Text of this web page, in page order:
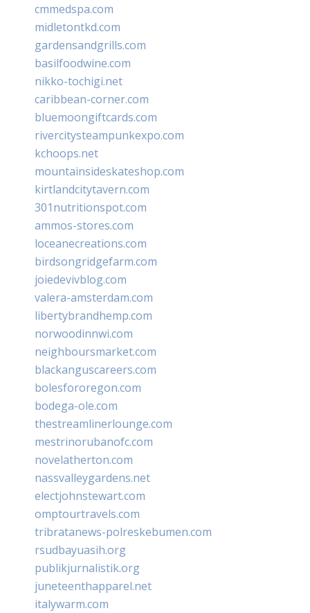
cmmedspa.com
midletontkd.com
gardensandgrills.com
basilfoodwine.com
nikko-tochigi.net
caribbean-corner.com
bluemoongiftcards.com
rivercitysteampunkexpo.com
kchoops.net
mountainsideskateshop.com
kirtlandcitytavern.com
301nutritionspot.com
ammos-stores.com
loceanecreations.com
birdsongridgefarm.com
joiedevivblog.com
valera-amsterdam.com
libertybrandhemp.com
norwoodinnwi.com
neighboursmarket.com
blackanguscareers.com
bolesfororegon.com
bodega-ole.com
thestreamlinerlounge.com
mestrinorubanofc.com
novelatherton.com
nassvalleygardens.net
electjohnstewart.com
omptourtravels.com
tribratanews-polreskebumen.com
rsudbayuasih.org
publikjurnalistik.org
juneteenthapparel.net
italywarm.com